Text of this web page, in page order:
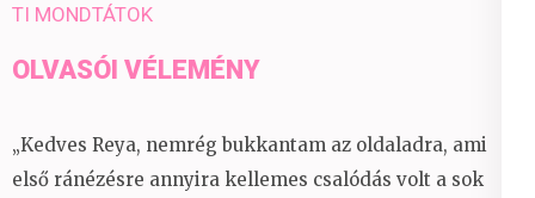
TI MONDTÁTOK
OLVASÓI VÉLEMÉNY
„Kedves Reya, nemrég bukkantam az oldaladra, ami
első ránézésre annyira kellemes csalódás volt a sok